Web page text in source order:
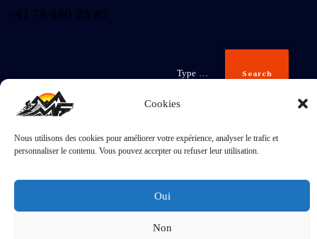
Cookies
Nous utilisons des cookies pour améliorer votre expérience, analyser le trafic et
personnaliser le contenu. Vous pouvez accepter ou refuser leur utilisation.
Oui
Non
+41 78 480 23 83
Search
Inscris-
toi
J'accepte laPolitique de confidentialité.